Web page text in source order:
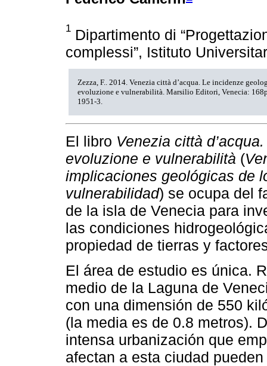
1 Dipartimento di
complessi”, Istituto
Zezza, F.. 2014. Venezia città d’acqua. Le incidenze
evoluzione e vulnerabilità. Marsilio Editori, Venecia:
1951-3.
El libro Venezia città
evoluzione e vulnerabilità (
implicaciones geológicas de
vulnerabilidad) se ocupa del
de la isla de Venecia para
las condiciones
propiedad de tierras y
El área de estudio es única.
medio de la Laguna de
con una dimensión de 550
(la media es de 0.8 metros).
intensa urbanización que
afectan a esta ciudad